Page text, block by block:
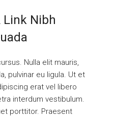
Link Nibh
Nulla elit mauris,
pulvinar eu ligula. Ut et
erat vel libero
interdum vestibulum.
porttitor. Praesent